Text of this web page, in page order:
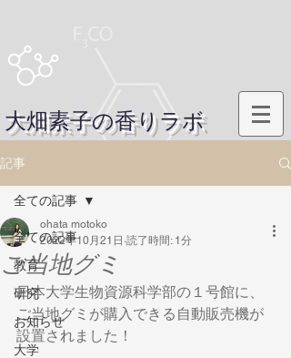
大畑素子の香りラボ
記事
全ての記事
教育
研究
お知らせ
大学
全ての記事
ご当地グミ
ohata motoko
2022年10月21日 読了時間: 1分
日本大学生物資源科学部の１号館に、
ご当地グミが購入できる自動販売機が
設置されました！